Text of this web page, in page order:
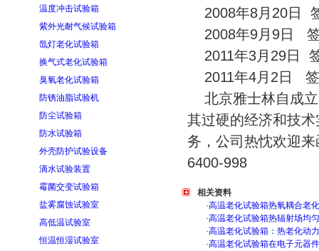
温度冲击试验箱
紫外光耐气候试验箱
氙灯老化试验箱
换气式老化试验箱
臭氧老化试验箱
防锈油脂试验机
防尘试验箱
防水试验箱
外壳防护试验设备
滴水试验装置
霉菌交变试验箱
盐雾腐蚀试验室
高低温试验室
恒温恒湿试验室
2008年8月20日
2008年9月9日 签
2011年3月29日
2011年4月2日 签
北京雅士林自成立
其过硬的经济和技
务，公司热忱欢迎
6400-998
相关资料
·高温老化试验箱热氧耦合老
·高温老化试验箱热辐射场均
·高温老化试验箱：热老化动
·高温老化试验箱在电子元器